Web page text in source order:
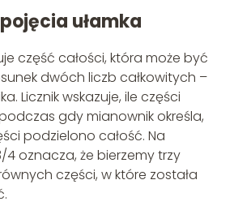
ułamka
część całości, która może być
dwóch liczb całkowitych –
Licznik wskazuje, ile części
gdy mianownik określa,
podzielono całość. Na
4 oznacza, że bierzemy trzy
części, w które została